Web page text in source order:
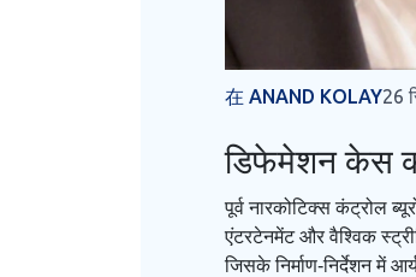
在 ANAND KOLAY26
डिफेमेशन केस
पूर्व नारकोटिक्स कंट्रोल
एंटरटेनमेंट और वैश्विक
जिसके निर्माण‑निर्देशन में